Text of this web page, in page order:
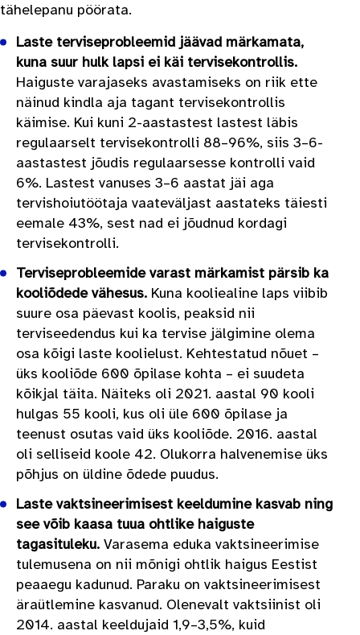
tähelepanu pöörata.
Laste terviseprobleemid jäävad märkamata,
kuna suur hulk lapsi ei käi tervisekontrollis.
Haiguste varajaseks avastamiseks on riik ette
näinud kindla aja tagant tervisekontrollis
käimise. Kui kuni 2-aastastest lastest läbis
regulaarselt tervisekontrolli 88–96%, siis 3–6-
aastastest jõudis regulaarsesse kontrolli vaid
6%. Lastest vanuses 3–6 aastat jäi aga
tervishoiutöötaja vaateväljast aastateks täiesti
eemale 43%, sest nad ei jõudnud kordagi
tervisekontrolli.
Terviseprobleemide varast märkamist pärsib ka
kooliõdede vähesus. Kuna kooliealine laps viibib
suure osa päevast koolis, peaksid nii
terviseedendus kui ka tervise jälgimine olema
osa kõigi laste koolielust. Kehtestatud nõuet –
üks kooliõde 600 õpilase kohta – ei suudeta
kõikjal täita. Näiteks oli 2021. aastal 90 kooli
hulgas 55 kooli, kus oli üle 600 õpilase ja
teenust osutas vaid üks kooliõde. 2016. aastal
oli selliseid koole 42. Olukorra halvenemise üks
põhjus on üldine õdede puudus.
Laste vaktsineerimisest keeldumine kasvab ning
see võib kaasa tuua ohtlike haiguste
tagasituleku. Varasema eduka vaktsineerimise
tulemusena on nii mõnigi ohtlik haigus Eestist
peaaegu kadunud. Paraku on vaktsineerimisest
äraütlemine kasvanud. Olenevalt vaktsiinist oli
2014. aastal keeldujaid 1,9–3,5%, kuid